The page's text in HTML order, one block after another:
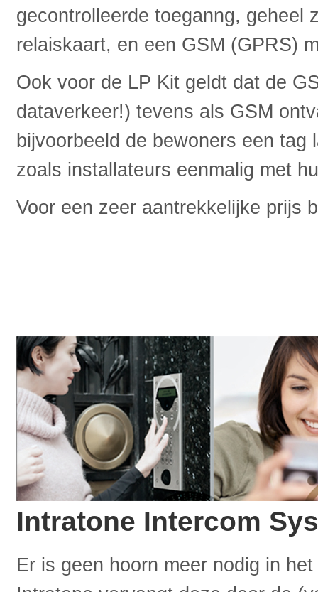
gecontrolleerde toeganng, geheel
relaiskaart, en een GSM (GPRS)
Ook voor de LP Kit geldt dat de
dataverkeer!) tevens als GSM
bijvoorbeeld de bewoners een
zoals installateurs eenmalig met
Voor een zeer aantrekkelijke prijs
Intratone Intercom
Er is geen hoorn meer nodig in